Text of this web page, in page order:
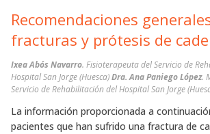
Recomendaciones
fracturas y prótesis de
Ixea Abós Navarro. Fisioterapeuta del Servicio de
Hospital San Jorge (Huesca)Dra. Ana Paniego López.
Servicio de Rehabilitación del Hospital San Jorge
La información proporcionada a
pacientes que han sufrido una fractura de